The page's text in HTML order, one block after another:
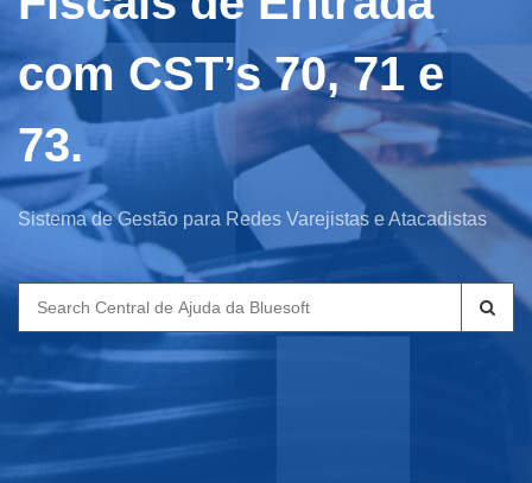
com CST’s 70, 71 e
73.
Sistema de Gestão para Redes Varejistas e Atacadistas
Search
for: